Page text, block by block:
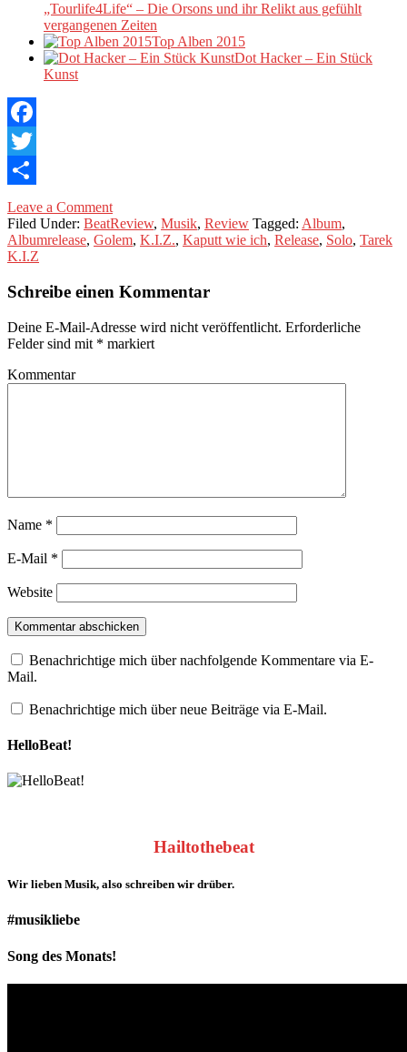
„Tourlife4Life“ – Die Orsons und ihr Relikt aus gefühlt
vergangenen Zeiten
Top Alben 2015
Dot Hacker – Ein Stück
Kunst
Facebook
Twitter
Teilen
Leave a Comment
Filed Under: BeatReview, Musik, Review Tagged: Album,
Albumrelease, Golem, K.I.Z., Kaputt wie ich, Release, Solo, Tarek
K.I.Z
Schreibe einen Kommentar
Deine E-Mail-Adresse wird nicht veröffentlicht. Erforderliche
Felder sind mit * markiert
Kommentar
Name *
E-Mail *
Website
Benachrichtige mich über nachfolgende Kommentare via E-
Mail.
Benachrichtige mich über neue Beiträge via E-Mail.
HelloBeat!
Hailtothebeat
Wir lieben Musik, also schreiben wir drüber.
#musikliebe
Song des Monats!